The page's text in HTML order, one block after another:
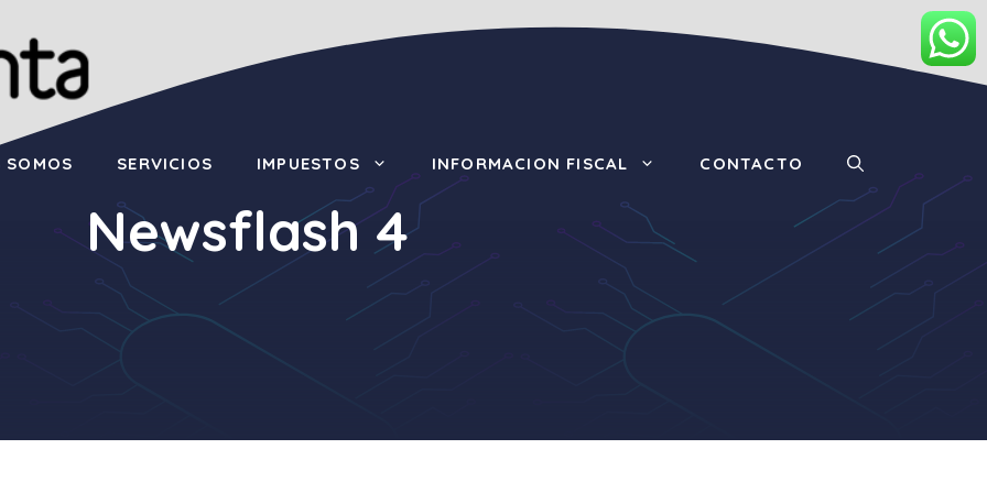
SOMOS SERVICIOS IMPUESTOS INFORMACION FISCAL CONTACTO
Newsflash 4